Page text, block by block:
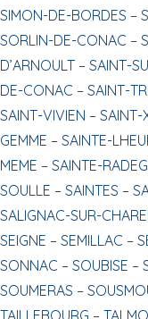
SIMON-DE-BORDES –
SORLIN-DE-CONAC –
D’ARNOULT – SAINT-
DE-CONAC – SAINT-
SAINT-VIVIEN – SAINT-
GEMME – SAINTE-
MEME – SAINTE-
SOULLE – SAINTES –
SALIGNAC-SUR-
SEIGNE – SEMILLAC –
SONNAC – SOUBISE –
SOUMERAS –
TAILLEBOURG –